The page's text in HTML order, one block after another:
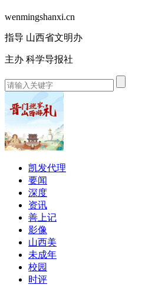
wenmingshanxi.cn
指导 山西省文明办
主办 科学导报社
凯发代理
要闻
深度
资讯
善上记
影像
山西美
未成年
校园
时评